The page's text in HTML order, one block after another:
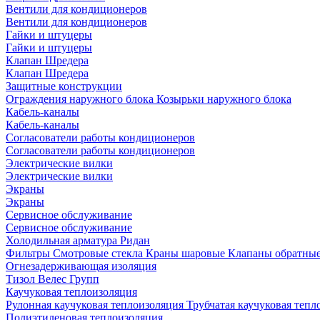
Вентили для кондиционеров
Вентили для кондиционеров
Гайки и штуцеры
Гайки и штуцеры
Клапан Шредера
Клапан Шредера
Защитные конструкции
Ограждения наружного блока Козырьки наружного блока
Кабель-каналы
Кабель-каналы
Согласователи работы кондиционеров
Согласователи работы кондиционеров
Электрические вилки
Электрические вилки
Экраны
Экраны
Сервисное обслуживание
Сервисное обслуживание
Холодильная арматура Ридан
Фильтры Смотровые стекла Краны шаровые Клапаны
Огнезадерживающая изоляция
Тизол Велес Групп
Каучуковая теплоизоляция
Рулонная каучуковая теплоизоляция Трубчатая каучуковая
Полиэтиленовая теплоизоляция